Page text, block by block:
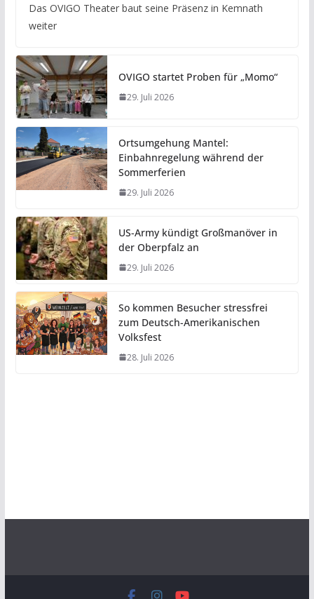
Das OVIGO Theater baut seine Präsenz in Kemnath
weiter
OVIGO startet Proben für „Momo“
29. Juli 2026
Ortsumgehung Mantel:
Einbahnregelung während der
Sommerferien
29. Juli 2026
US-Army kündigt Großmanöver in
der Oberpfalz an
29. Juli 2026
So kommen Besucher stressfrei
zum Deutsch-Amerikanischen
Volksfest
28. Juli 2026